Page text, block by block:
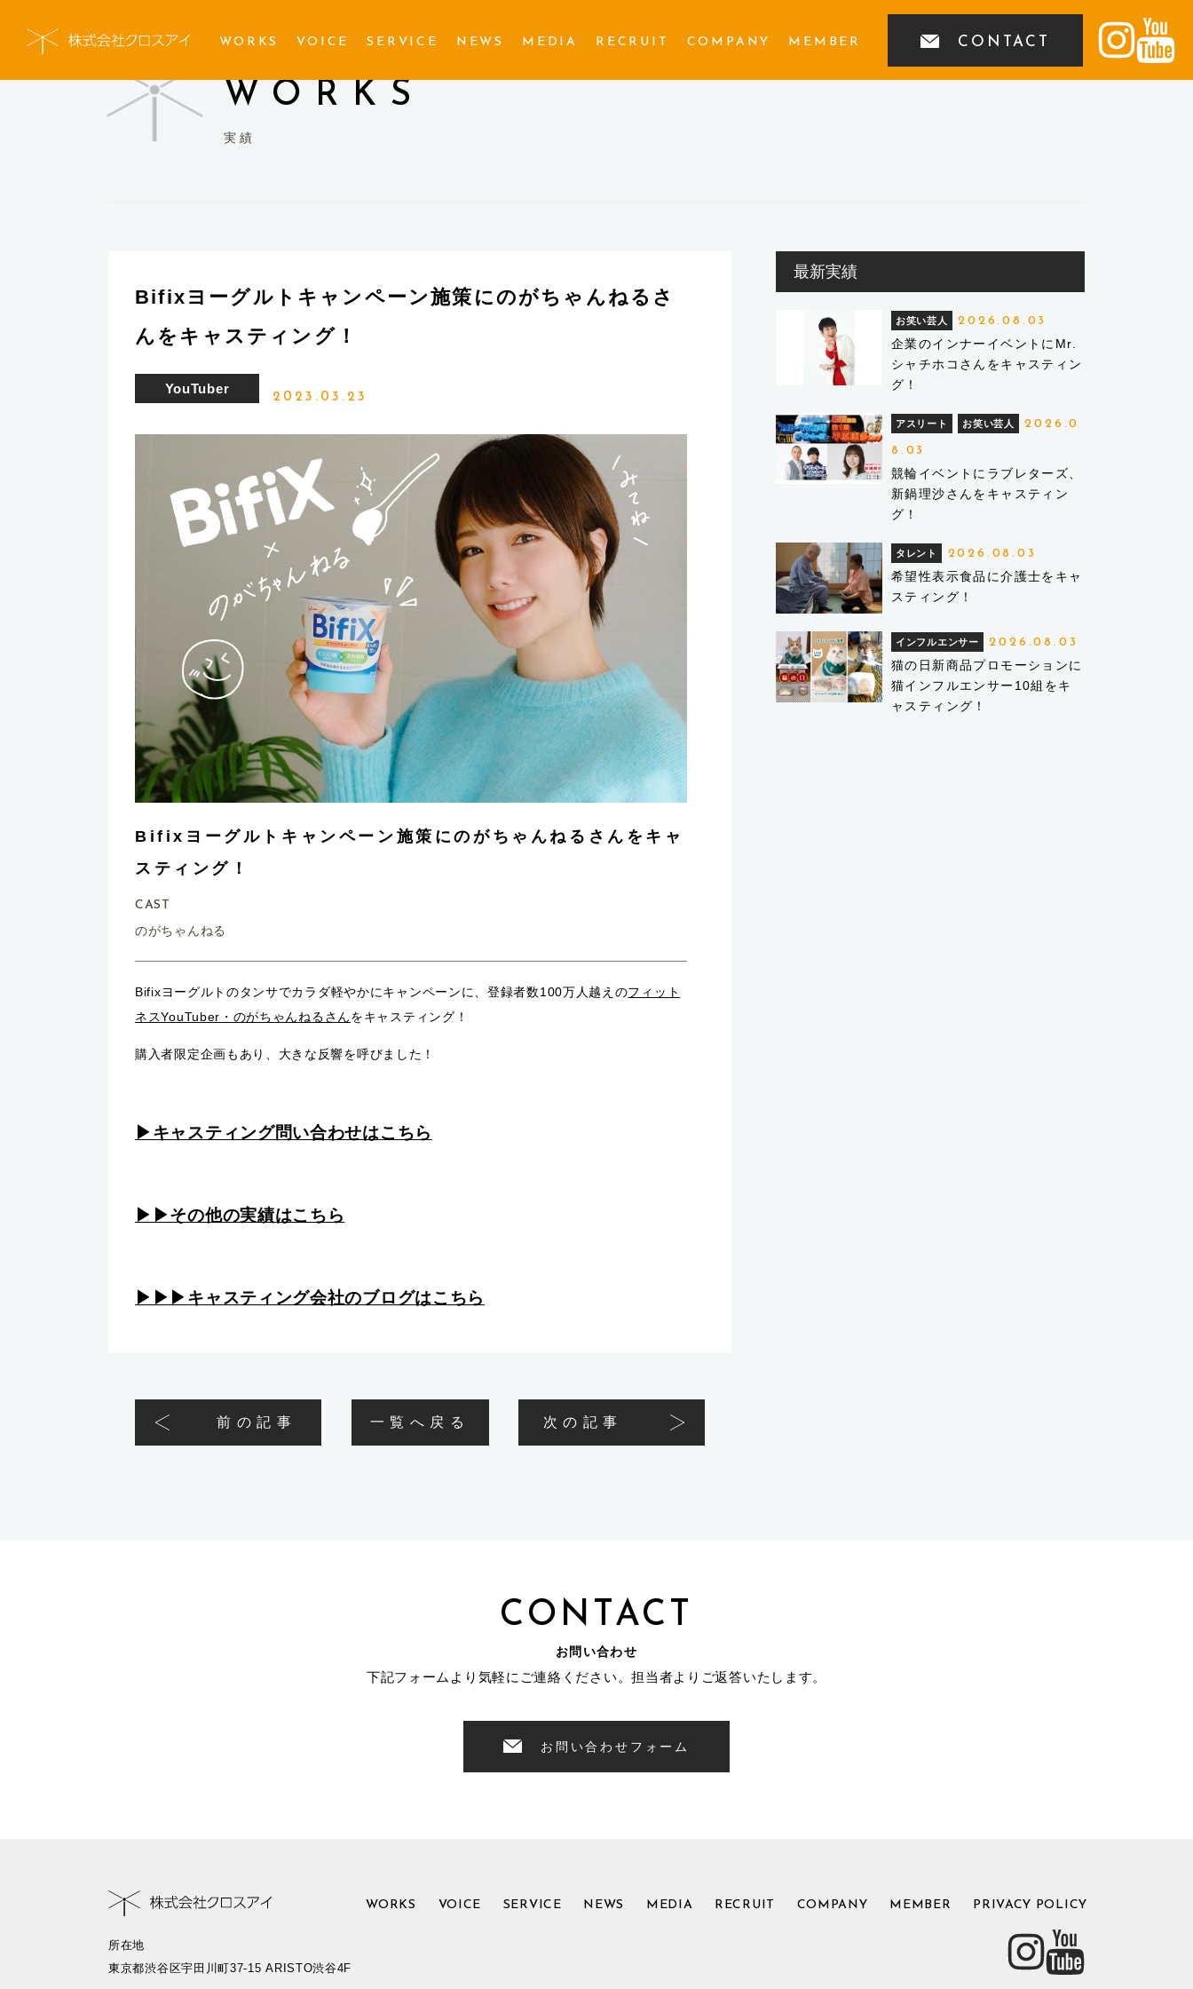
WORKS VOICE SERVICE NEWS MEDIA RECRUIT COMPANY MEMBER CONTACT
WORKS
実績
Bifixヨーグルトキャンペーン施策にのがちゃんねるさ
んをキャスティング！
YouTuber
2023.03.23
Bifixヨーグルトキャンペーン施策にのがちゃんねるさんをキャ
スティング！
CAST
のがちゃんねる
Bifixヨーグルトのタンサでカラダ軽やかにキャンペーンに、登録者数100万人越えのフィット
ネスYouTuber・のがちゃんねるさんをキャスティング！
購入者限定企画もあり、大きな反響を呼びました！
▶︎キャスティング問い合わせはこちら
▶︎▶︎その他の実績はこちら
▶︎▶︎▶︎キャスティング会社のブログはこちら
前の記事 一覧へ戻る 次の記事
最新実績
お笑い芸人 2026.08.03
企業のインナーイベントにMr.
シャチホコさんをキャスティン
グ！
アスリート お笑い芸人
2026.0
8.03
競輪イベントにラブレターズ、
新鍋理沙さんをキャスティン
グ！
タレント 2026.08.03
希望性表示食品に介護士をキャ
スティング！
インフルエンサー 2026.08.03
猫の日新商品プロモーションに
猫インフルエンサー10組をキ
ャスティング！
CONTACT
お問い合わせ
下記フォームより気軽にご連絡ください。担当者よりご返答いたします。
お問い合わせフォーム
所在地
東京都渋谷区宇田川町37-15 ARISTO渋谷4F
WORKS VOICE SERVICE NEWS MEDIA RECRUIT COMPANY MEMBER PRIVACY POLICY